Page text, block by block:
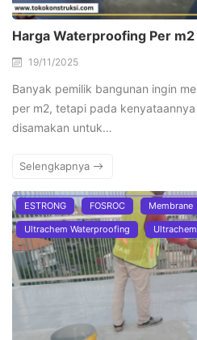
Harga Waterproofing Per m2
19/11/2025
Banyak pemilik bangunan ingin
per m2, tetapi pada
disamakan untuk…
Selengkapnya
ESTRONG FOSROC Membrane
Ultrachem Waterproofing